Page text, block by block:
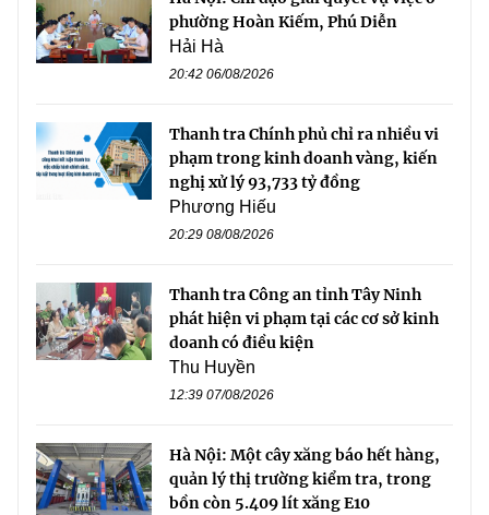
phường Hoàn Kiếm, Phú Diễn
Hải Hà
20:42 06/08/2026
Thanh tra Chính phủ chỉ ra nhiều vi
phạm trong kinh doanh vàng, kiến
nghị xử lý 93,733 tỷ đồng
Phương Hiếu
20:29 08/08/2026
Thanh tra Công an tỉnh Tây Ninh
phát hiện vi phạm tại các cơ sở kinh
doanh có điều kiện
Thu Huyền
12:39 07/08/2026
Hà Nội: Một cây xăng báo hết hàng,
quản lý thị trường kiểm tra, trong
bồn còn 5.409 lít xăng E10